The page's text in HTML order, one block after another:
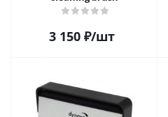
3 150₽/шт